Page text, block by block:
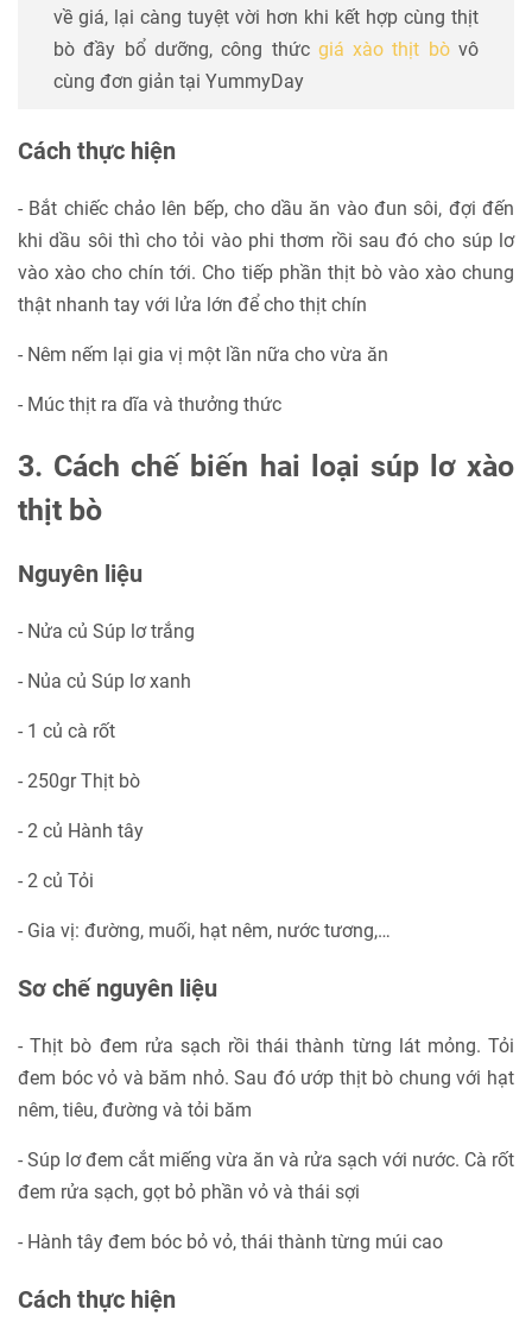
về giá, lại càng tuyệt vời hơn khi kết hợp cùng thịt
bò đầy bổ dưỡng, công thức giá xào thịt bòvô
cùng đơn giản tại YummyDay
Cách thực hiện
- Bắt chiếc chảo lên bếp, cho dầu ăn vào đun sôi, đợi đến
khi dầu sôi thì cho tỏi vào phi thơm rồi sau đó cho súp lơ
vào xào cho chín tới. Cho tiếp phần thịt bò vào xào chung
thật nhanh tay với lửa lớn để cho thịt chín
- Nêm nếm lại gia vị một lần nữa cho vừa ăn
- Múc thịt ra dĩa và thưởng thức
3. Cách chế biến hai loại súp lơ xào
thịt bò
Nguyên liệu
- Nửa củ Súp lơ trắng
- Nủa củ Súp lơ xanh
- 1 củ cà rốt
- 250gr Thịt bò
- 2 củ Hành tây
- 2 củ Tỏi
- Gia vị: đường, muối, hạt nêm, nước tương,…
Sơ chế nguyên liệu
- Thịt bò đem rửa sạch rồi thái thành từng lát mỏng. Tỏi
đem bóc vỏ và băm nhỏ. Sau đó ướp thịt bò chung với hạt
nêm, tiêu, đường và tỏi băm
- Súp lơ đem cắt miếng vừa ăn và rửa sạch với nước. Cà rốt
đem rửa sạch, gọt bỏ phần vỏ và thái sợi
- Hành tây đem bóc bỏ vỏ, thái thành từng múi cao
Cách thực hiện